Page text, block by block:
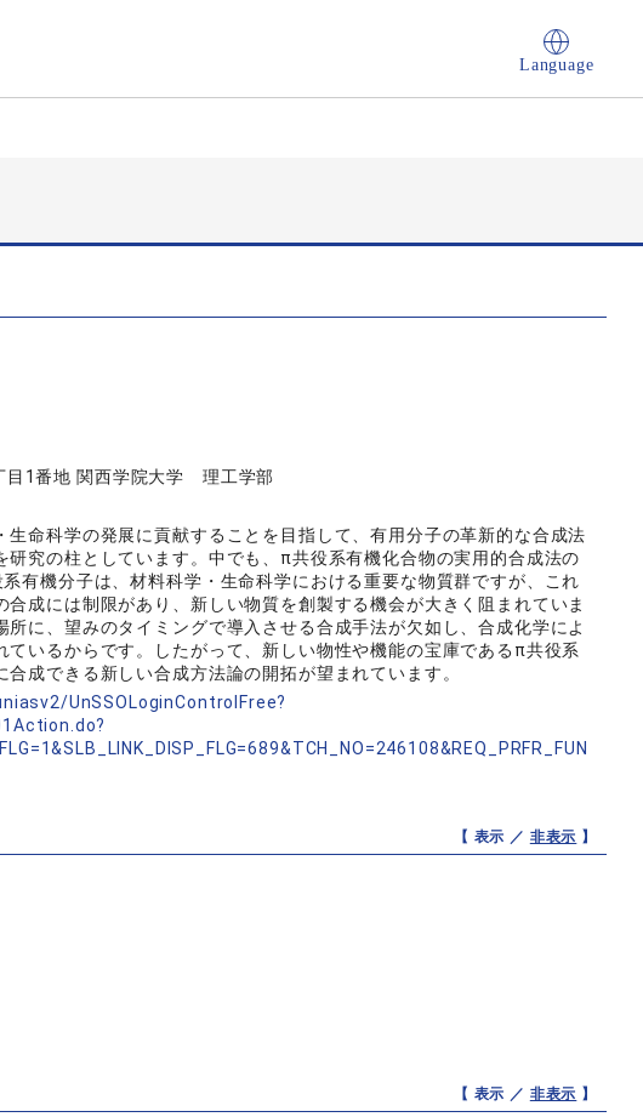
Language
目1番地 関西学院大学 理工学部
命科学の発展に貢献することを目指して、有用分子の革新的な合成法
研究の柱としています。中でも、π共役系有機化合物の実用的合成法の
有機分子は、材料科学・生命科学における重要な物質群ですが、これ
成には制限があり、新しい物質を創製する機会が大きく阻まれていま
に、望みのタイミングで導入させる合成手法が欠如し、合成化学によ
ているからです。したがって、新しい物性や機能の宝庫であるπ共役系
成できる新しい合成方法論の開拓が望まれています。
UnSSOLoginControlFree?
【 表示 ／ 非表示 】
【 表示 ／ 非表示 】